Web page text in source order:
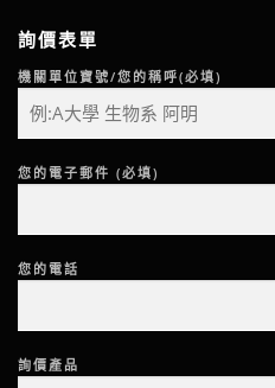
詢價表單
機關單位寶號/您的稱呼(必填)
您的電子郵件 (必填)
您的電話
詢價產品